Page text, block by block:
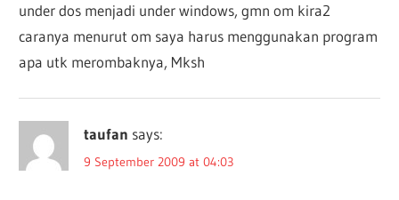
under dos menjadi under windows, gmn om kira2
caranya menurut om saya harus menggunakan program
apa utk merombaknya, Mksh
taufan says:
9 September 2009 at 04:03